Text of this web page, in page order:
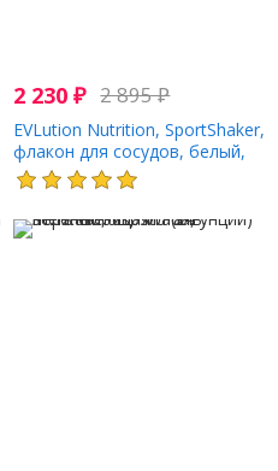
2 230₽ 2 895₽
EVLution Nutrition, SportShaker,
флакон для сосудов, белый,
64 унции